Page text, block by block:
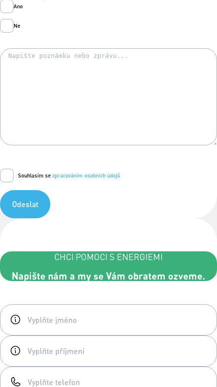
Ano
Ne
Souhlasím se zpracováním osobních údajů
Odeslat
CHCI POMOCI S ENERGIEMI
Napište nám a my se Vám obratem ozveme.